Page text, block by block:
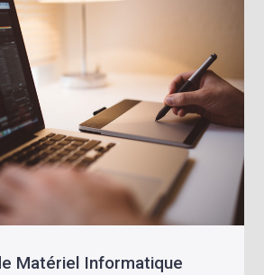
Matériel Informatique